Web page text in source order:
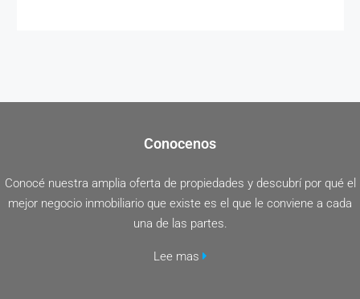
Conocenos
Conocé nuestra amplia oferta de propiedades y descubrí por qué el
mejor negocio inmobiliario que existe es el que le conviene a cada
una de las partes.
Lee mas